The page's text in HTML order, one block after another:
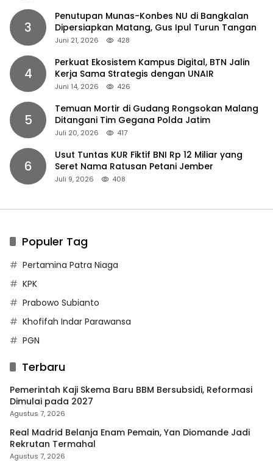
3
Penutupan Munas-Konbes NU di Bangkalan
Dipersiapkan Matang, Gus Ipul Turun Tangan
Juni 21, 2026 428
4
Perkuat Ekosistem Kampus Digital, BTN Jalin
Kerja Sama Strategis dengan UNAIR
Juni 14, 2026 426
5
Temuan Mortir di Gudang Rongsokan Malang
Ditangani Tim Gegana Polda Jatim
Juli 20, 2026 417
6
Usut Tuntas KUR Fiktif BNI Rp 12 Miliar yang
Seret Nama Ratusan Petani Jember
Juli 9, 2026 408
Populer Tag
Pertamina Patra Niaga
KPK
Prabowo Subianto
Khofifah Indar Parawansa
PGN
Terbaru
Pemerintah Kaji Skema Baru BBM Bersubsidi, Reformasi
Dimulai pada 2027
Agustus 7, 2026
Real Madrid Belanja Enam Pemain, Yan Diomande Jadi
Rekrutan Termahal
Agustus 7, 2026